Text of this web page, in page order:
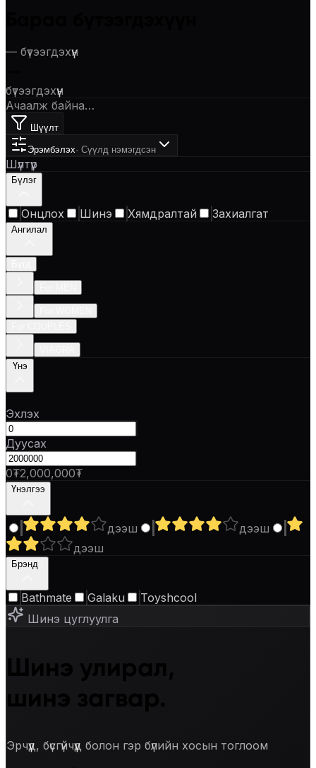
— бүтээгдэхүүн
бүтээгдэхүүн
Ачаалж байна…
Шүүлт
Эрэмбэлэх· Сүүлд нэмэгдсэн
Шүүлтүүр
Бүлэг
Онцлох Шинэ Хямдралтай Захиалгат
Ангилал
Үнэ
Эхлэх
Дуусах
0₮2,000,000₮
Үнэлгээ
дээш
дээш
дээш
Брэнд
Bathmate Galaku
Toyshcool
Шинэ цуглуулга
Шинэ улирал,
Эрчүүд, бүсгүйчүүд болон гэр бүлийн хосын тоглоом